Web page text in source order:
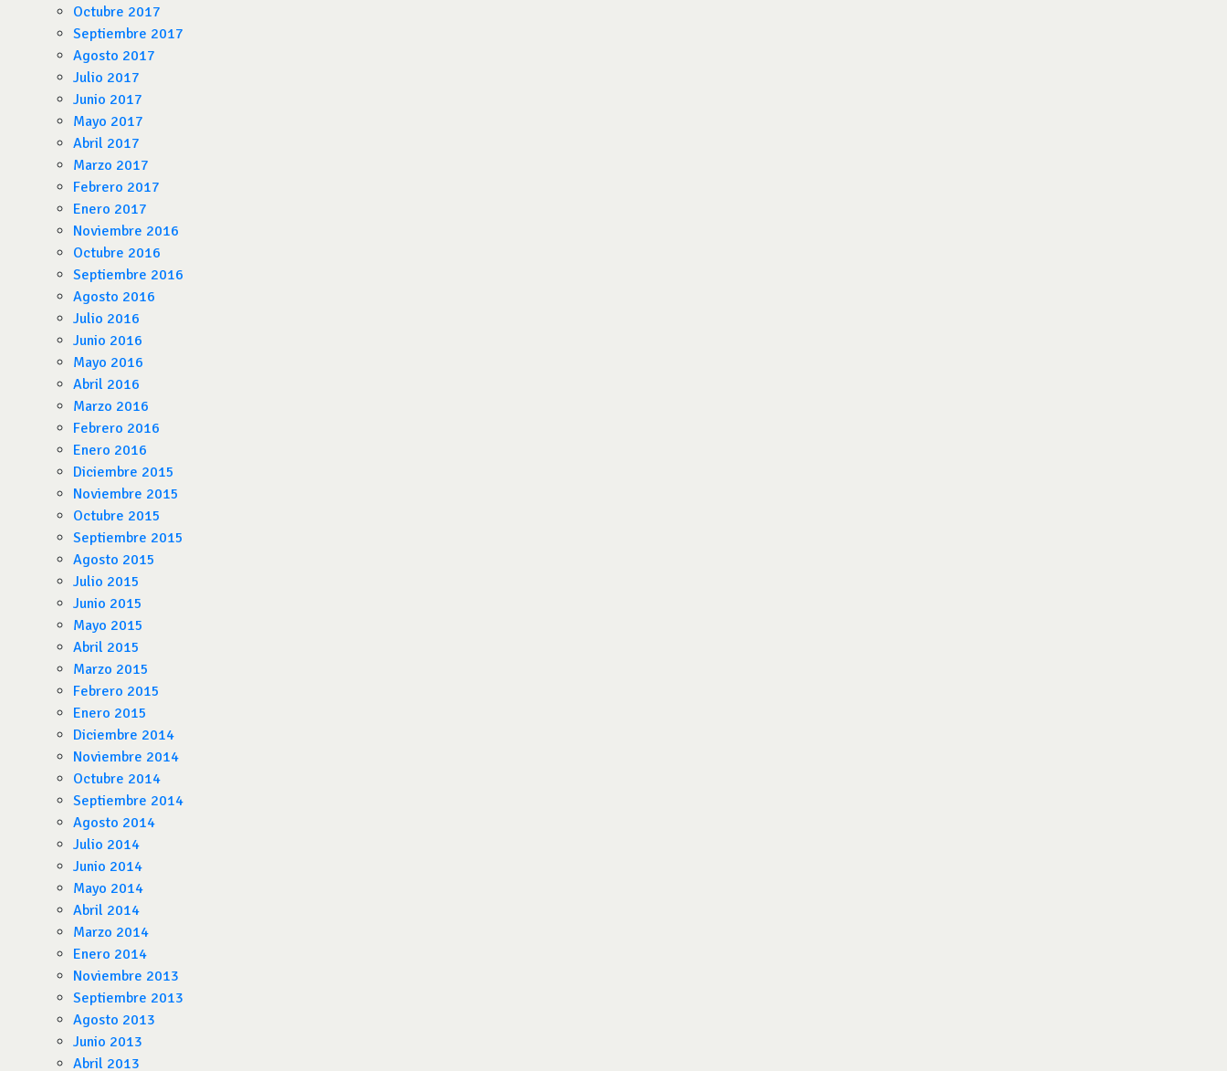
Octubre 2017
Septiembre 2017
Agosto 2017
Julio 2017
Junio 2017
Mayo 2017
Abril 2017
Marzo 2017
Febrero 2017
Enero 2017
Noviembre 2016
Octubre 2016
Septiembre 2016
Agosto 2016
Julio 2016
Junio 2016
Mayo 2016
Abril 2016
Marzo 2016
Febrero 2016
Enero 2016
Diciembre 2015
Noviembre 2015
Octubre 2015
Septiembre 2015
Agosto 2015
Julio 2015
Junio 2015
Mayo 2015
Abril 2015
Marzo 2015
Febrero 2015
Enero 2015
Diciembre 2014
Noviembre 2014
Octubre 2014
Septiembre 2014
Agosto 2014
Julio 2014
Junio 2014
Mayo 2014
Abril 2014
Marzo 2014
Enero 2014
Noviembre 2013
Septiembre 2013
Agosto 2013
Junio 2013
Abril 2013